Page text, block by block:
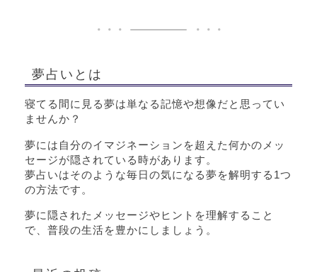
夢占いとは
寝てる間に見る夢は単なる記憶や想像だと思ってい
ませんか？
夢には自分のイマジネーションを超えた何かのメッ
セージが隠されている時があります。
夢占いはそのような毎日の気になる夢を解明する1つ
の方法です。
夢に隠されたメッセージやヒントを理解すること
で、普段の生活を豊かにしましょう。